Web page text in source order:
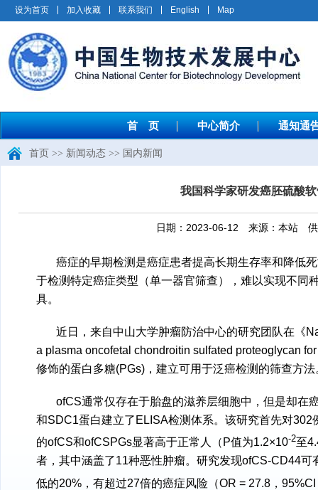
设为首页 加入收藏 联系我们 English Map
首 页 中心简介 通知通
首页 >> 新闻动态 >> 国内新闻
我国科学家研发癌胚硫酸
日期：2023-06-12 来源：本站
癌症的早期检测是癌症患者提高长期生存率和降低
于检测特定癌症类型（单一器官筛查），难以实现不同
具。
近日，来自中山大学肿瘤防治中心的研究团队在《
a plasma oncofetal chondroitin sulfated proteoglycan
修饰的蛋白多糖(PGs)，建立可用于泛癌检测的筛查方法
ofCS通常仅存在于胎盘的滋养层细胞中，但是却在
和SDC1蛋白建立了ELISA检测体系。该研究首先对
的ofCS和ofCSPGs显著高于正常人（P值为1.2×10-2至
者，其中涵盖了11种恶性肿瘤。研究发现ofCS-CD44
低的20%，有超过27倍的癌症风险（OR = 27.8，